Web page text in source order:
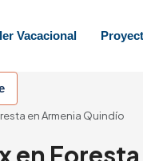
Vacacional
en Armenia Quindío
en